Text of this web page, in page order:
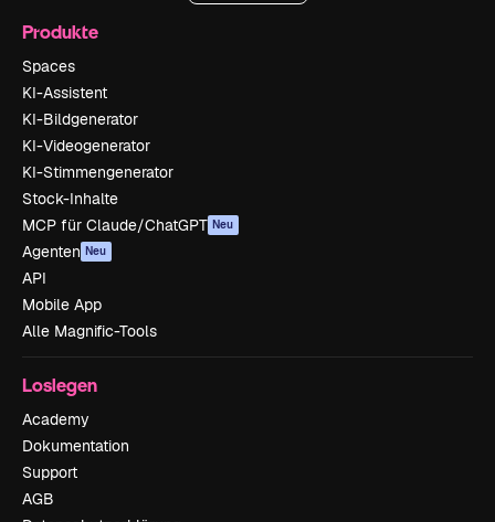
Produkte
Spaces
KI-Assistent
KI-Bildgenerator
KI-Videogenerator
KI-Stimmengenerator
Stock-Inhalte
MCP für Claude/ChatGPT Neu
Agenten Neu
API
Mobile App
Alle Magnific-Tools
Loslegen
Academy
Dokumentation
Support
AGB